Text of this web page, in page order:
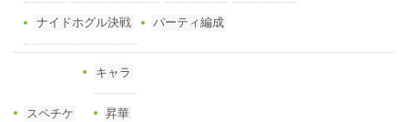
ナイドホグル決戦 パーティ編成
スペチケ
キャラ
昇華